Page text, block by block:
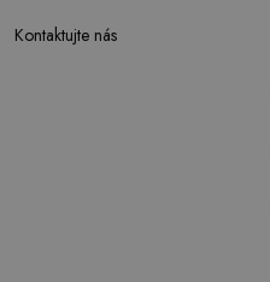
Kontaktujte nás